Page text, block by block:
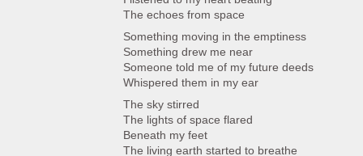
The echoes from space
Something moving in the emptiness
Something drew me near
Someone told me of my future deeds
Whispered them in my ear
The sky stirred
The lights of space flared
Beneath my feet
The living earth started to breathe